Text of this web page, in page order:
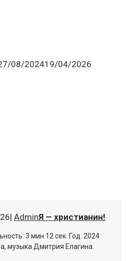
08/202419/04/2026
| AdminЯ — христианин!
3 мин 12 сек. Год: 2024
музыка Дмитрия Елагина.